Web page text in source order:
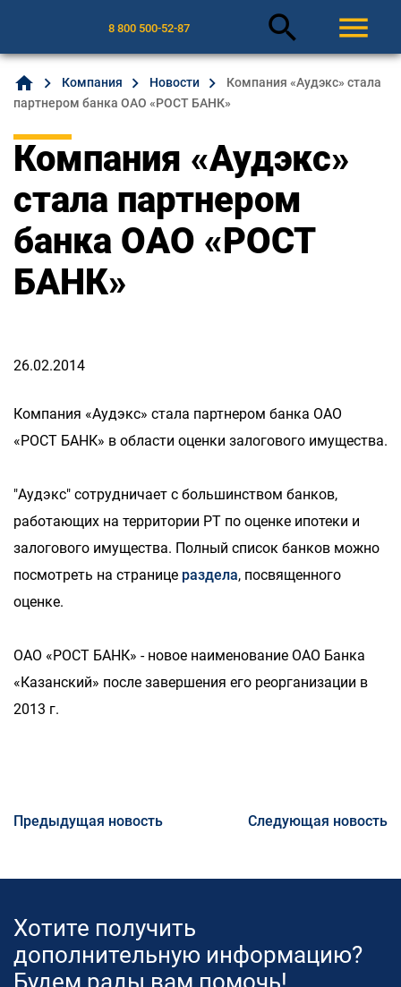
8 800 500-52-87 search menu
home Компания Новости
Компания «Аудэкс» стала
партнером банка ОАО «РОСТ БАНК»
Компания «Аудэкс»
стала партнером
банка ОАО «РОСТ
БАНК»
26.02.2014
Компания «Аудэкс» стала партнером банка ОАО
«РОСТ БАНК» в области оценки залогового имущества.
"Аудэкс" сотрудничает с большинством банков,
работающих на территории РТ по оценке ипотеки и
залогового имущества. Полный список банков можно
посмотреть на странице раздела, посвященного
оценке.
ОАО «РОСТ БАНК» - новое наименование ОАО Банка
«Казанский» после завершения его реорганизации в
2013 г.
Предыдущая новость Следующая новость
Хотите получить
дополнительную информацию?
Будем рады вам помочь!